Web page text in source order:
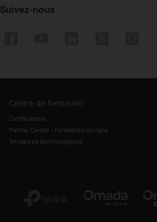
Suivez-nous
Centre de formation
Certifications
Partner Center - Formations en ligne
Tendances technologiques